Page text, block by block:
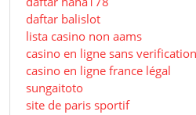
daftar balislot
lista casino non aams
casino en ligne sans verification
casino en ligne france légal
sungaitoto
site de paris sportif